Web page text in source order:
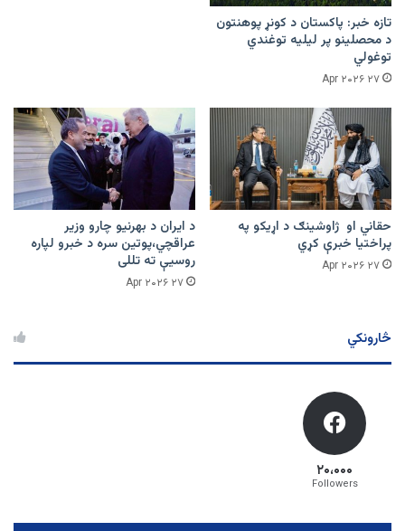
تازه خبر: پاکستان د کونړ پوهنتون
د محصلینو پر لیلیه توغندي
توغولي
۲۷ Apr ۲۰۲۶
حقاني او ژاوشینګ د اړیکو په
پراختیا خبرې کړي
۲۷ Apr ۲۰۲۶
د ایران د بهرنیو چارو وزیر
عراقچي،پوتین سره د خبرو لپاره
روسیې ته تللی
۲۷ Apr ۲۰۲۶
څارونکي
۲۰،۰۰۰
Followers